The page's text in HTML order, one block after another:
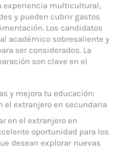
experiencia multicultural,
y pueden cubrir gastos
Los candidatos
académico sobresaliente y
ser considerados. La
son clave en el
y mejora tu educación:
el extranjero en secundaria
en el extranjero en
oportunidad para los
desean explorar nuevas